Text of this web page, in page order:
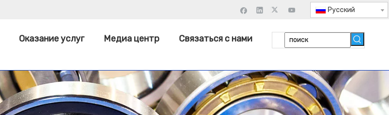
Pусский
Оказание услуг Медиа центр Связаться с нами